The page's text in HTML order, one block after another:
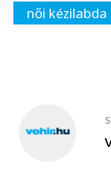
női kézilabda